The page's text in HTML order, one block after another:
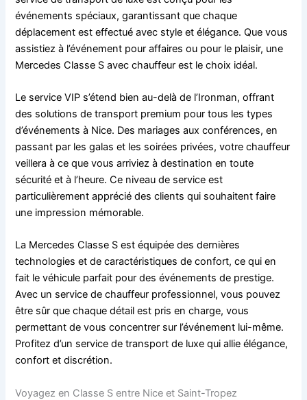
événements spéciaux, garantissant que chaque
déplacement est effectué avec style et élégance. Que vous
assistiez à l’événement pour affaires ou pour le plaisir, une
Mercedes Classe S avec chauffeur est le choix idéal.
Le service VIP s’étend bien au-delà de l’Ironman, offrant
des solutions de transport premium pour tous les types
d’événements à Nice. Des mariages aux conférences, en
passant par les galas et les soirées privées, votre chauffeur
veillera à ce que vous arriviez à destination en toute
sécurité et à l’heure. Ce niveau de service est
particulièrement apprécié des clients qui souhaitent faire
une impression mémorable.
La Mercedes Classe S est équipée des dernières
technologies et de caractéristiques de confort, ce qui en
fait le véhicule parfait pour des événements de prestige.
Avec un service de chauffeur professionnel, vous pouvez
être sûr que chaque détail est pris en charge, vous
permettant de vous concentrer sur l’événement lui-même.
Profitez d’un service de transport de luxe qui allie élégance,
confort et discrétion.
Voyagez en Classe S entre Nice et Saint-Tropez